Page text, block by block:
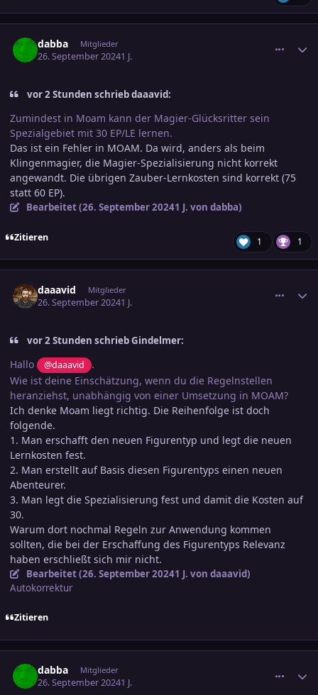
dabba Mitglieder
26. September 20241 J.
vor 2 Stunden schrieb daaavid:
Zumindest in Moam kann der Magier-Glücksritter sein
Spezialgebiet mit 30 EP/LE lernen.
Das ist ein Fehler in MOAM. Da wird, anders als beim
Klingenmagier, die Magier-Spezialisierung nicht korrekt
angewandt. Die übrigen Zauber-Lernkosten sind korrekt (75
statt 60 EP).
Bearbeitet (26. September 20241 J. von dabba)
Zitieren 1 1
daaavid Mitglieder
26. September 20241 J.
vor 2 Stunden schrieb Gindelmer:
Hallo @daaavid
.
Wie ist deine Einschätzung, wenn du die Regelnstellen
heranziehst, unabhängig von einer Umsetzung in MOAM?
Ich denke Moam liegt richtig. Die Reihenfolge ist doch
folgende.
1. Man erschafft den neuen Figurentyp und legt die neuen
Lernkosten fest.
2. Man erstellt auf Basis diesen Figurentyps einen neuen
Abenteurer.
3. Man legt die Spezialisierung fest und damit die Kosten auf
30.
Warum dort nochmal Regeln zur Anwendung kommen
sollten, die bei der Erschaffung des Figurentyps Relevanz
haben erschließt sich mir nicht.
Bearbeitet (26. September 20241 J. von daaavid)
Autokorrektur
Zitieren
dabba Mitglieder
26. September 20241 J.